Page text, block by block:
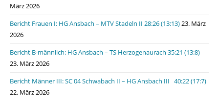
März 2026
Bericht Frauen I: HG Ansbach – MTV Stadeln II 28:26 (13:13)23. März
2026
Bericht B-männlich: HG Ansbach – TS Herzogenaurach 35:21 (13:8)
23. März 2026
Bericht Männer III: SC 04 Schwabach II – HG Ansbach III 40:22 (17:7)
22. März 2026